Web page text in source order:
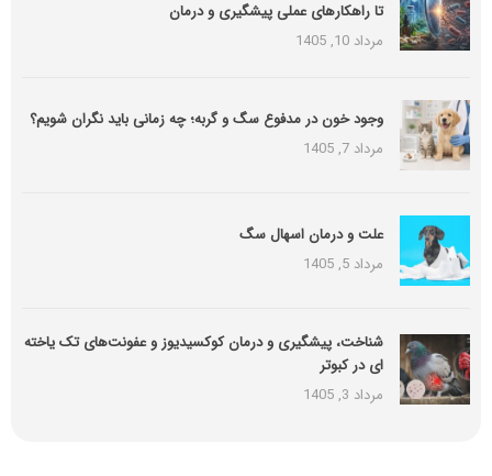
تا راهکارهای عملی پیشگیری و درمان
مرداد 10, 1405
وجود خون در مدفوع سگ و گربه؛ چه زمانی باید نگران شویم؟
مرداد 7, 1405
علت و درمان اسهال سگ
مرداد 5, 1405
شناخت، پیشگیری و درمان کوکسیدیوز و عفونت‌های تک یاخته
ای در کبوتر
مرداد 3, 1405